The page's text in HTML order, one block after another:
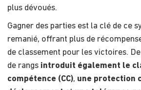
plus dévoués.
Gagner des parties est la clé de ce
remanié, offrant plus de
de classement pour les victoires.
de rangs introduit également le
compétence (CC), une protection